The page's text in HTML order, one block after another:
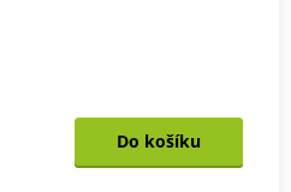
Do košíku